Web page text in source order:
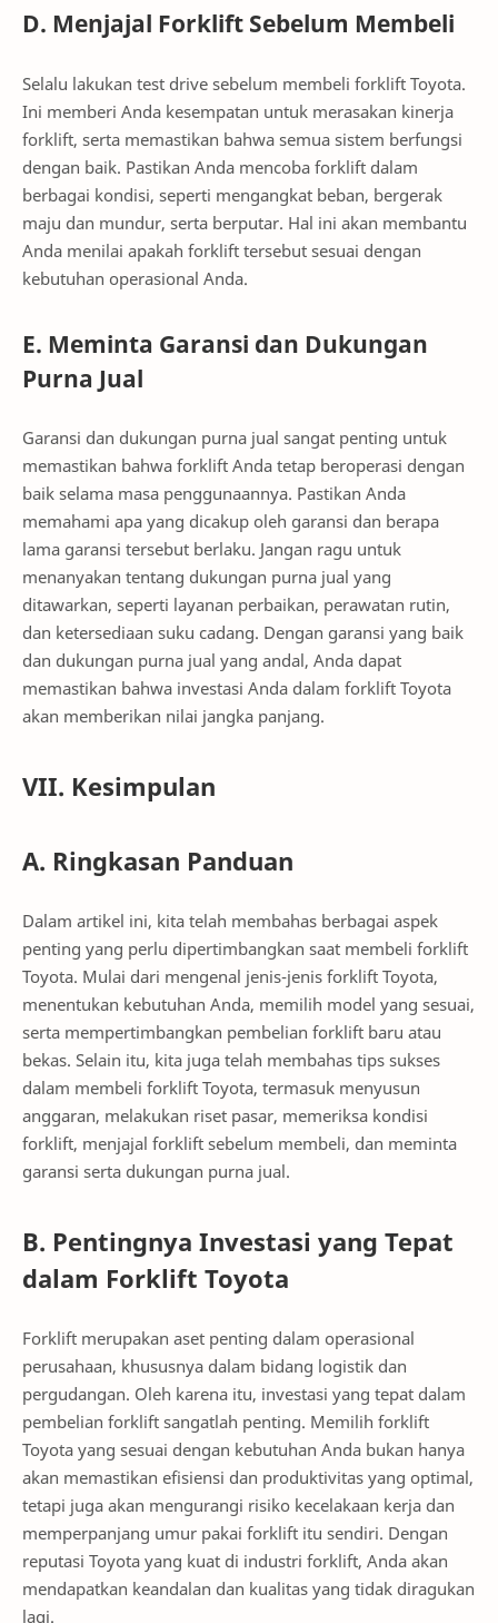
D. Menjajal Forklift Sebelum Membeli
Selalu lakukan test drive sebelum membeli forklift Toyota.
Ini memberi Anda kesempatan untuk merasakan kinerja
forklift, serta memastikan bahwa semua sistem berfungsi
dengan baik. Pastikan Anda mencoba forklift dalam
berbagai kondisi, seperti mengangkat beban, bergerak
maju dan mundur, serta berputar. Hal ini akan membantu
Anda menilai apakah forklift tersebut sesuai dengan
kebutuhan operasional Anda.
E. Meminta Garansi dan Dukungan
Purna Jual
Garansi dan dukungan purna jual sangat penting untuk
memastikan bahwa forklift Anda tetap beroperasi dengan
baik selama masa penggunaannya. Pastikan Anda
memahami apa yang dicakup oleh garansi dan berapa
lama garansi tersebut berlaku. Jangan ragu untuk
menanyakan tentang dukungan purna jual yang
ditawarkan, seperti layanan perbaikan, perawatan rutin,
dan ketersediaan suku cadang. Dengan garansi yang baik
dan dukungan purna jual yang andal, Anda dapat
memastikan bahwa investasi Anda dalam forklift Toyota
akan memberikan nilai jangka panjang.
VII. Kesimpulan
A. Ringkasan Panduan
Dalam artikel ini, kita telah membahas berbagai aspek
penting yang perlu dipertimbangkan saat membeli forklift
Toyota. Mulai dari mengenal jenis-jenis forklift Toyota,
menentukan kebutuhan Anda, memilih model yang sesuai,
serta mempertimbangkan pembelian forklift baru atau
bekas. Selain itu, kita juga telah membahas tips sukses
dalam membeli forklift Toyota, termasuk menyusun
anggaran, melakukan riset pasar, memeriksa kondisi
forklift, menjajal forklift sebelum membeli, dan meminta
garansi serta dukungan purna jual.
B. Pentingnya Investasi yang Tepat
dalam Forklift Toyota
Forklift merupakan aset penting dalam operasional
perusahaan, khususnya dalam bidang logistik dan
pergudangan. Oleh karena itu, investasi yang tepat dalam
pembelian forklift sangatlah penting. Memilih forklift
Toyota yang sesuai dengan kebutuhan Anda bukan hanya
akan memastikan efisiensi dan produktivitas yang optimal,
tetapi juga akan mengurangi risiko kecelakaan kerja dan
memperpanjang umur pakai forklift itu sendiri. Dengan
reputasi Toyota yang kuat di industri forklift, Anda akan
mendapatkan keandalan dan kualitas yang tidak diragukan
lagi.